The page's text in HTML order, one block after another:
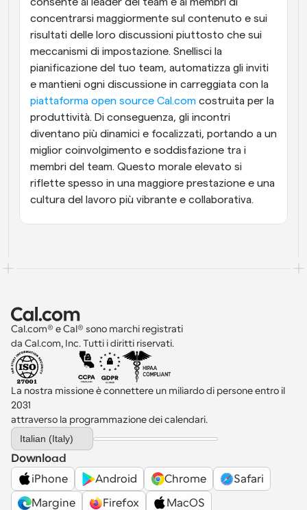
consente ai leader del team e ai membri di
concentrarsi maggiormente sul contenuto e sui
risultati delle loro discussioni piuttosto che sui
meccanismi di impostazione. Snellisci la
pianificazione del tuo team, automatizza gli inviti
piattaforma open source Cal.com costruita per la
produttività. Di conseguenza, gli incontri
diventano più dinamici e focalizzati, portando a un
miglior coinvolgimento e soddisfazione tra i
membri del team. Questo morale elevato si
riflette spesso in una maggiore prestazione e una
cultura del lavoro più vibrante e collaborativa.
Cal.com® e Cal® sono marchi registrati
da Cal.com, Inc. Tutti i diritti riservati.
La nostra missione è connettere un miliardo di persone entro il
2031
attraverso la programmazione dei calendari.
Select Language
Italian (Italy)
Download
iPhone
Android Chrome
Safari
Margine
Firefox MacOS